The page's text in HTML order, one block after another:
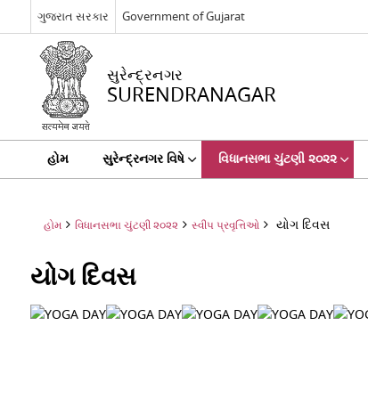
ગુજરાત સરકાર Government of Gujarat
સુરેન્દ્રનગર
SURENDRANAGAR
હોમ સુરેન્દ્રનગર વિષે વિધાનસભા ચુંટણી ૨૦૨૨
હોમ વિધાનસભા ચુંટણી ૨૦૨૨ સ્વીપ પ્રવૃત્તિઓ યોગ દિવસ
યોગ દિવસ